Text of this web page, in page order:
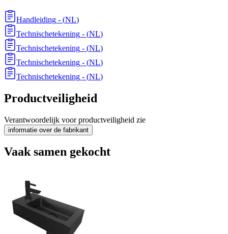
Handleiding - (NL)
Technischetekening - (NL)
Technischetekening - (NL)
Technischetekening - (NL)
Technischetekening - (NL)
Productveiligheid
Verantwoordelijk voor productveiligheid zie
informatie over de fabrikant
Vaak samen gekocht